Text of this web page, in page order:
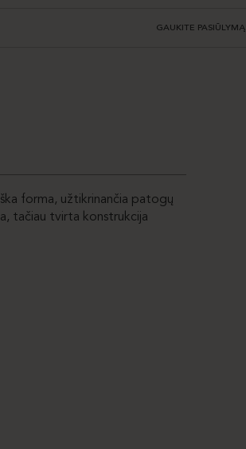
GAUKITE PASIŪLYMĄ
forma, užtikrinančia patogų
tačiau tvirta konstrukcija